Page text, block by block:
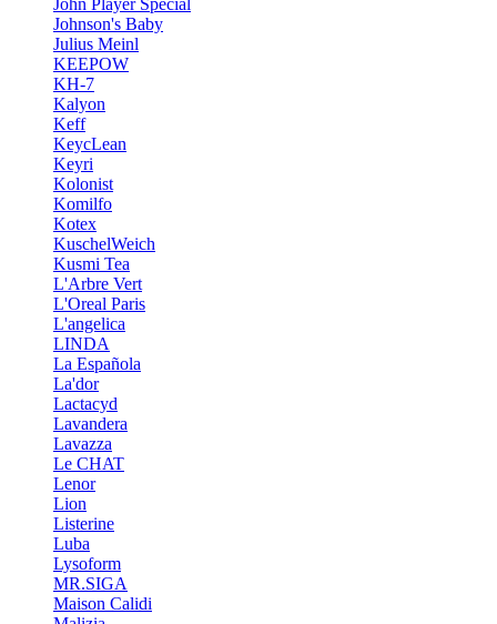
John Player Special
Johnson's Baby
Julius Meinl
KEEPOW
KH-7
Kalyon
Keff
KeycLean
Keyri
Kolonist
Komilfo
Kotex
KuschelWeich
Kusmi Tea
L'Arbre Vert
L'Oreal Paris
L'angelica
LINDA
La Española
La'dor
Lactacyd
Lavandera
Lavazza
Le CHAT
Lenor
Lion
Listerine
Luba
Lysoform
MR.SIGA
Maison Calidi